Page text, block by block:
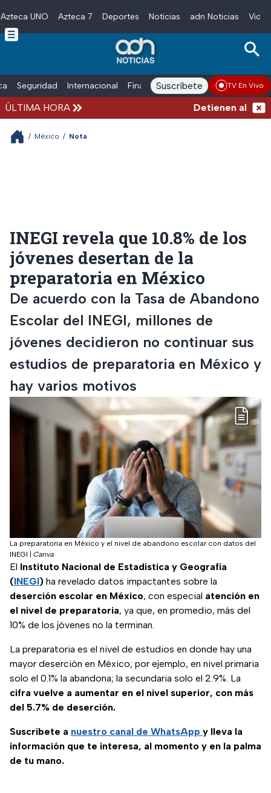
Skip to main content
Azteca UNO Azteca 7 Deportes Noticias adn Noticias
Seguridad Internacional Finanzas adn Noticias Radio
Suscríbete TV En Vivo
ÚLTIMA HORA Detienen al
/ México / Nota
INEGI revela que 10.8% de los
jóvenes desertan de la
preparatoria en México
De acuerdo con la Tasa de Abandono
Escolar del INEGI, millones de
jóvenes decidieron no continuar sus
estudios de preparatoria en México y
hay varios motivos
La preparatoria en México y el nivel de abandono escolar con datos del
INEGI
Canva
El Instituto Nacional de Estadística y Geografía
(INEGI) ha revelado datos impactantes sobre la
deserción escolar en México, con especial atención en
el nivel de preparatoria, ya que, en promedio, más del
10% de los jóvenes no la terminan.
La preparatoria es el nivel de estudios en donde hay una
mayor deserción en México; por ejemplo, en nivel primaria
solo el 0.1% la abandona; la secundaria solo el 2.9%. La
cifra vuelve a aumentar en el nivel superior, con más
del 5.7% de deserción.
Suscríbete a nuestro canal de WhatsApp y lleva la
información que te interesa, al momento y en la palma
de tu mano.